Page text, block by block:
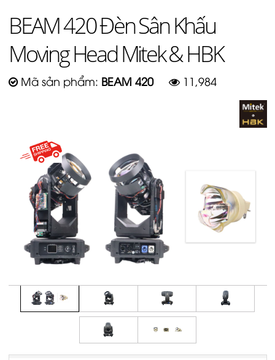
BEAM 420 Đèn Sân Khấu
Moving Head Mitek & HBK
Mã sản phẩm: BEAM 420 11,984